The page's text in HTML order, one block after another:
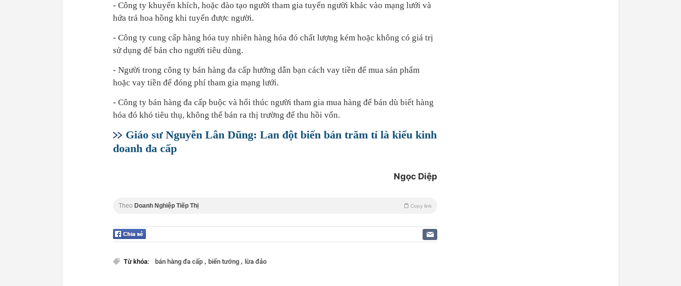
- Công ty khuyến khích, hoặc đào tạo người tham gia tuyển người khác vào mạng lưới và
hứa trả hoa hồng khi tuyển được người.
- Công ty cung cấp hàng hóa tuy nhiên hàng hóa đó chất lượng kém hoặc không có giá trị
sử dụng để bán cho người tiêu dùng.
- Người trong công ty bán hàng đa cấp hướng dẫn bạn cách vay tiền để mua sản phẩm
hoặc vay tiền để đóng phí tham gia mạng lưới.
- Công ty bán hàng đa cấp buộc và hối thúc người tham gia mua hàng để bán dù biết hàng
hóa đó khó tiêu thụ, không thể bán ra thị trường để thu hồi vốn.
Giáo sư Nguyễn Lân Dũng: Lan đột biến bán trăm tỉ là kiểu kinh
doanh đa cấp
Ngọc Diệp
Theo Doanh Nghiệp Tiếp Thị Copy link
Từ khóa: bán hàng đa cấp , biến tướng , lừa đảo